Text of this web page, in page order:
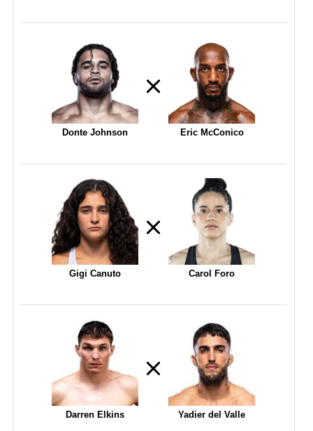
Donte Johnson Eric McConico
Gigi Canuto Carol Foro
Darren Elkins Yadier del Valle